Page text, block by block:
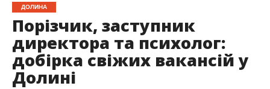
ДОЛИНА
Порізчик, заступник
директора та психолог:
добірка свіжих вакансій у
Долині